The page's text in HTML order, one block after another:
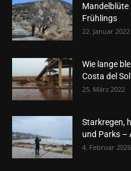
Mandelblüte
Frühlings
22. Januar 2022
Wie lange
Costa del
25. März 2022
Starkregen,
und Parks –
4. Februar 2026